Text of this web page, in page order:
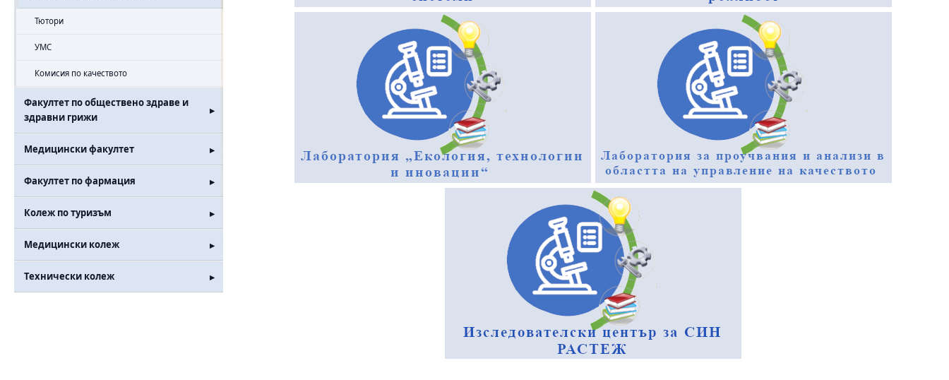
Тютори
УМС
Комисия по качеството
Факултет по обществено здраве и
здравни грижи
Медицински факултет
Факултет по фармация
Колеж по туризъм
Медицински колеж
Технически колеж